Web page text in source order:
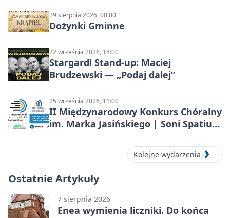
29 sierpnia 2026, 00:00
Dożynki Gminne
22 września 2026, 18:00
Stargard! Stand-up: Maciej
Brudzewski — „Podaj dalej”
25 września 2026, 11:00
II Międzynarodowy Konkurs Chóralny
im. Marka Jasińskiego | Soni Spatium
Kolejne wydarzenia
Ostatnie Artykuły
7 sierpnia 2026
Enea wymienia liczniki. Do końca